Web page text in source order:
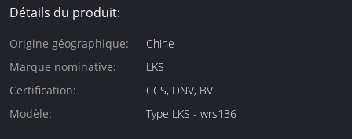
Détails du produit:
Origine géographique:
Chine
Marque nominative:
LKS
Certification:
CCS, DNV, BV
Modèle:
Type LKS - wrs136